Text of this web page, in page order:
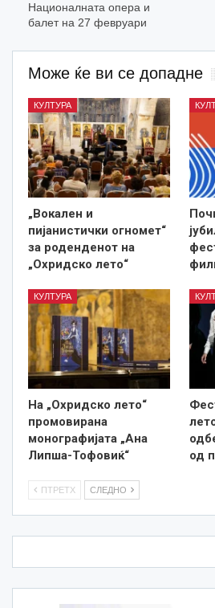
Националната опера и
балет на 27 февруари
Може ќе ви се допадне
КУЛТУРА
„Вокален и
пијанистички огномет“
за роденденот на
„Охридско лето“
КУЛТУРА
На „Охридско лето“
промовирана
монографијата „Ана
Липша-Тофовиќ“
од
ПТРЕТХ СЛЕДНО